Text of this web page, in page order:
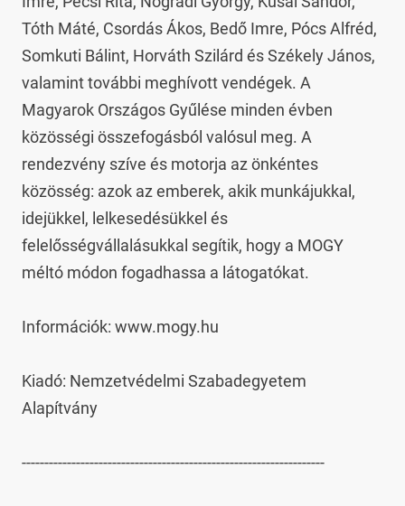
Tóth Máté, Csordás Ákos, Bedő Imre, Pócs Alfréd,
Somkuti Bálint, Horváth Szilárd és Székely János,
valamint további meghívott vendégek. A
Magyarok Országos Gyűlése minden évben
közösségi összefogásból valósul meg. A
rendezvény szíve és motorja az önkéntes
közösség: azok az emberek, akik munkájukkal,
idejükkel, lelkesedésükkel és
felelősségvállalásukkal segítik, hogy a MOGY
méltó módon fogadhassa a látogatókat.
Információk: www.mogy.hu
Kiadó: Nemzetvédelmi Szabadegyetem
Alapítvány
-------------------------------------------------------------------